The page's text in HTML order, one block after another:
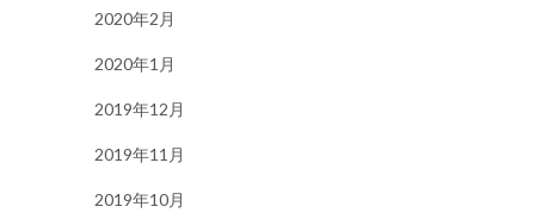
2020年2月
2020年1月
2019年12月
2019年11月
2019年10月